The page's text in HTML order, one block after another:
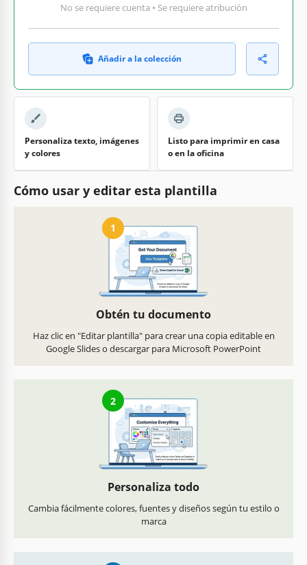
No se requiere cuenta • Se requiere atribución
Añadir a la colección
Personaliza texto, imágenes
y colores
Listo para imprimir en casa
o en la oficina
Cómo usar y editar esta plantilla
1
Obtén tu documento
Haz clic en "Editar plantilla" para crear una copia editable en
Google Slides o descargar para Microsoft PowerPoint
2
Personaliza todo
Cambia fácilmente colores, fuentes y diseños según tu estilo o
marca